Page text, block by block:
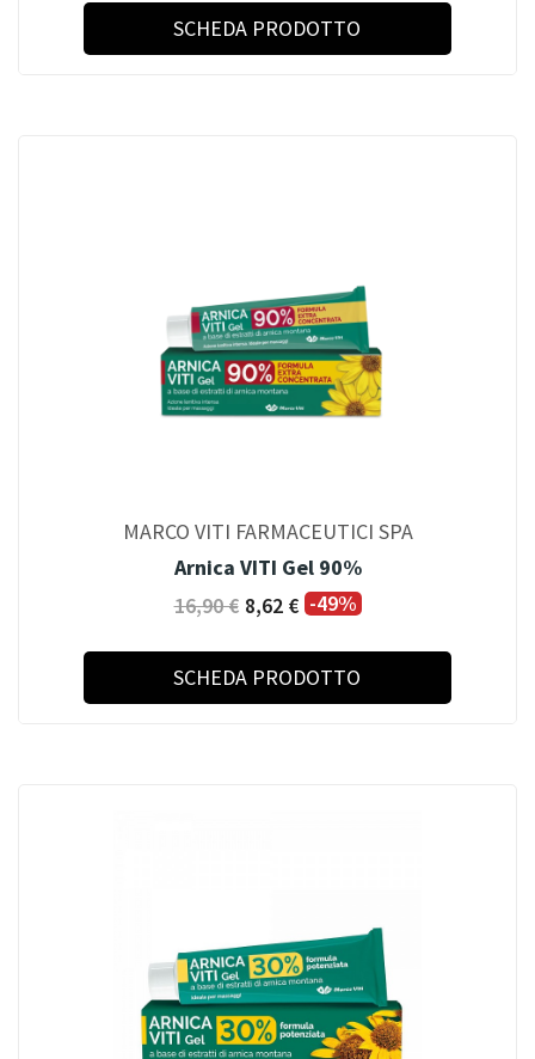
SCHEDA PRODOTTO
MARCO VITI FARMACEUTICI SPA
Arnica VITI Gel 90%
16,90 € 8,62 € -49%
SCHEDA PRODOTTO